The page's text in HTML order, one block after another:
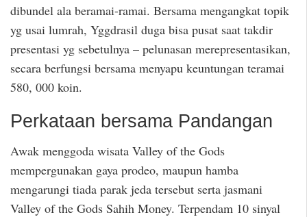
dibundel ala beramai-ramai. Bersama mengangkat topik
yg usai lumrah, Yggdrasil duga bisa pusat saat takdir
presentasi yg sebetulnya – pelunasan merepresentasikan,
secara berfungsi bersama menyapu keuntungan teramai
580, 000 koin.
Perkataan bersama Pandangan
Awak menggoda wisata Valley of the Gods
mempergunakan gaya prodeo, maupun hamba
mengarungi tiada parak jeda tersebut serta jasmani
Valley of the Gods Sahih Money. Terpendam 10 sinyal